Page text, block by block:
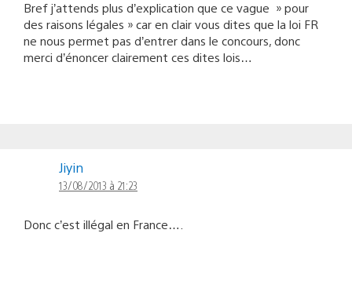
Bref j’attends plus d’explication que ce vague » pour
des raisons légales » car en clair vous dites que la loi FR
ne nous permet pas d’entrer dans le concours, donc
merci d’énoncer clairement ces dites lois…
Jiyin
13/08/2013 à 21:23
Donc c’est illégal en France….